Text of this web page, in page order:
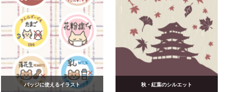
バッジに使えるイラスト 秋・紅葉のシルエット